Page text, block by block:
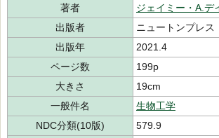
著者
ジェイミー・A.デ
出版者
ニュートンプレス
出版年
2021.4
ページ数
199p
大きさ
19cm
一般件名
生物工学
NDC分類(10版)
579.9